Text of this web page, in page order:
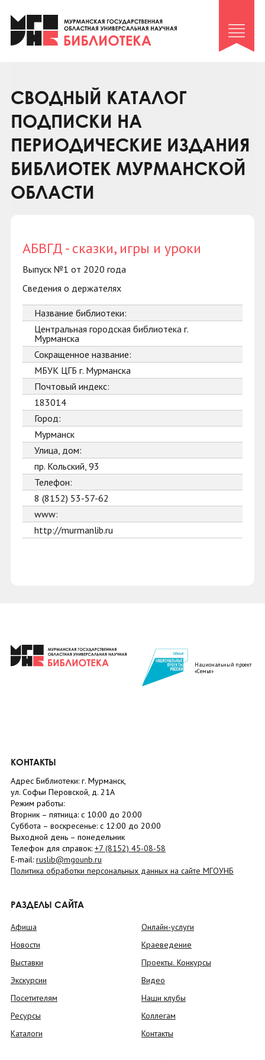
Клуб «Гиря и сельдерей»
Клуб «Семейный архив»
Коллегам
Контакты
СВОДНЫЙ КАТАЛОГ
ПОДПИСКИ НА
ПЕРИОДИЧЕСКИЕ ИЗДАНИЯ
БИБЛИОТЕК МУРМАНСКОЙ
ОБЛАСТИ
АБВГД - сказки, игры и уроки
Выпуск №1 от 2020 года
Сведения о держателях
Название библиотеки:
Центральная городская библиотека г.
Мурманска
Сокращенное название:
МБУК ЦГБ г. Мурманска
Почтовый индекс:
183014
Город:
Мурманск
Улица, дом:
пр. Кольский, 93
Телефон:
8 (8152) 53-57-62
www:
http://murmanlib.ru
Национальный проект
«Семья»
КОНТАКТЫ
Адрес Библиотеки: г. Мурманск,
ул. Софьи Перовской, д. 21А
Режим работы:
Вторник – пятница: с 10:00 до 20:00
Суббота – воскресенье: c 12:00 до 20:00
Выходной день – понедельник
Телефон для справок: +7 (8152) 45-08-58
E-mail: ruslib@mgounb.ru
Политика обработки персональных данных на сайте МГОУНБ
РАЗДЕЛЫ САЙТА
Афиша
Новости
Выставки
Экскурсии
Посетителям
Ресурсы
Каталоги
Онлайн-услуги
Краеведение
Проекты. Конкурсы
Видео
Наши клубы
Коллегам
Контакты